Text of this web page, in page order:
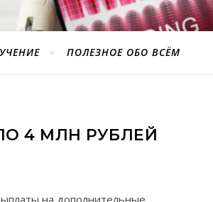
ПОЛЕЗНОЕ ОБО ВСЁМ
4 МЛН РУБЛЕЙ
на дополнительные